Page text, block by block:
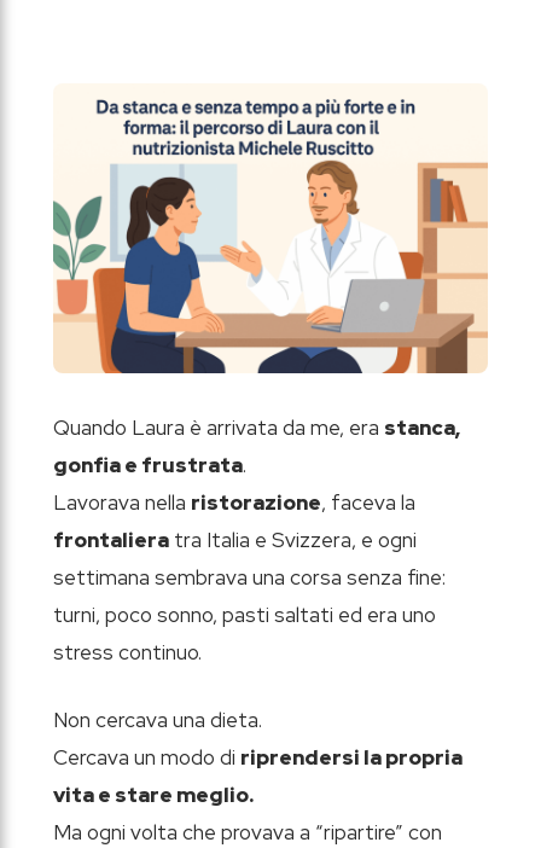
Quando Laura è arrivata da me, era stanca,
gonfia e frustrata.
Lavorava nella ristorazione, faceva la
frontaliera tra Italia e Svizzera, e ogni
settimana sembrava una corsa senza fine:
turni, poco sonno, pasti saltati ed era uno
stress continuo.
Non cercava una dieta.
Cercava un modo di riprendersi la propria
vita e stare meglio.
Ma ogni volta che provava a “ripartire” con